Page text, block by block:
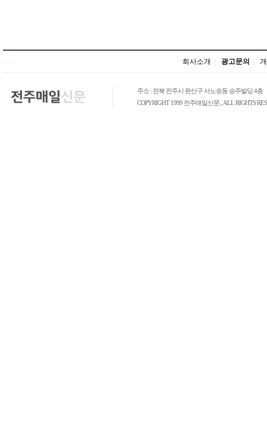
회사소개 광고문의
주소 : 전북 전주시 완산구 서노송동 승주빌딩 4층
COPYRIGHT 1999 전주매일신문., ALL RIGHTS